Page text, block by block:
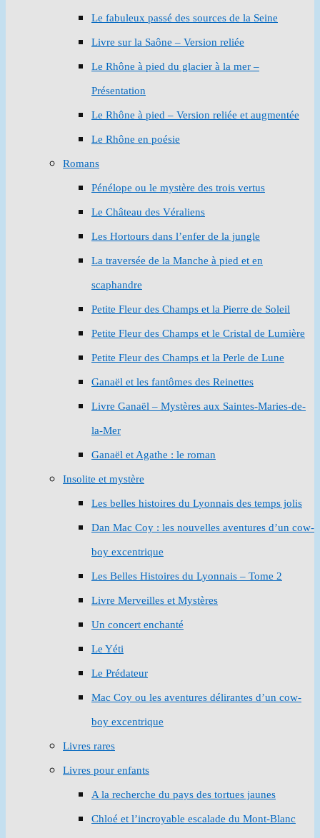
Le fabuleux passé des sources de la Seine
Livre sur la Saône – Version reliée
Le Rhône à pied du glacier à la mer –
Présentation
Le Rhône à pied – Version reliée et augmentée
Le Rhône en poésie
Romans
Pénélope ou le mystère des trois vertus
Le Château des Véraliens
Les Hortours dans l’enfer de la jungle
La traversée de la Manche à pied et en
scaphandre
Petite Fleur des Champs et la Pierre de Soleil
Petite Fleur des Champs et le Cristal de Lumière
Petite Fleur des Champs et la Perle de Lune
Ganaël et les fantômes des Reinettes
Livre Ganaël – Mystères aux Saintes-Maries-de-
la-Mer
Ganaël et Agathe : le roman
Insolite et mystère
Les belles histoires du Lyonnais des temps jolis
Dan Mac Coy : les nouvelles aventures d’un cow-
boy excentrique
Les Belles Histoires du Lyonnais – Tome 2
Livre Merveilles et Mystères
Un concert enchanté
Le Yéti
Le Prédateur
Mac Coy ou les aventures délirantes d’un cow-
boy excentrique
Livres rares
Livres pour enfants
A la recherche du pays des tortues jaunes
Chloé et l’incroyable escalade du Mont-Blanc